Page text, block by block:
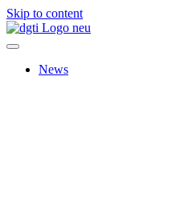
Skip to content
News